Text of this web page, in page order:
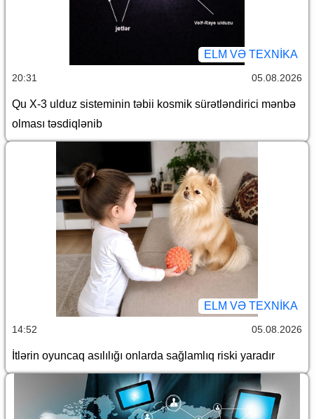
ELM VƏ TEXNIKA
20:31 05.08.2026
Qu X-3 ulduz sisteminin təbii kosmik sürətləndirici mənbə
olması təsdiqlənib
ELM VƏ TEXNIKA
14:52 05.08.2026
İtlərin oyuncaq asılılığı onlarda sağlamlıq riski yaradır